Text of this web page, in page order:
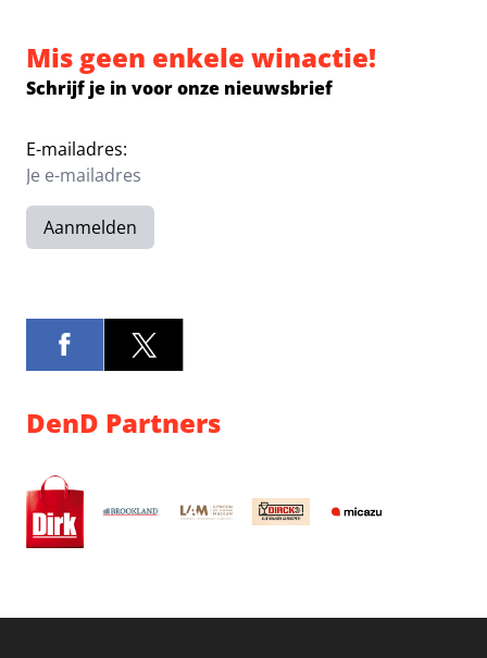
Mis geen enkele winactie!
Schrijf je in voor onze nieuwsbrief
E-mailadres:
Aanmelden
DenD Partners